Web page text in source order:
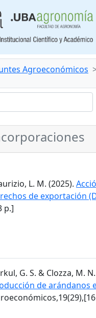
Agroeconómicos
L. M. (2025).
de exportación
p.]
G. S. & Clozza, M.
de arándanos